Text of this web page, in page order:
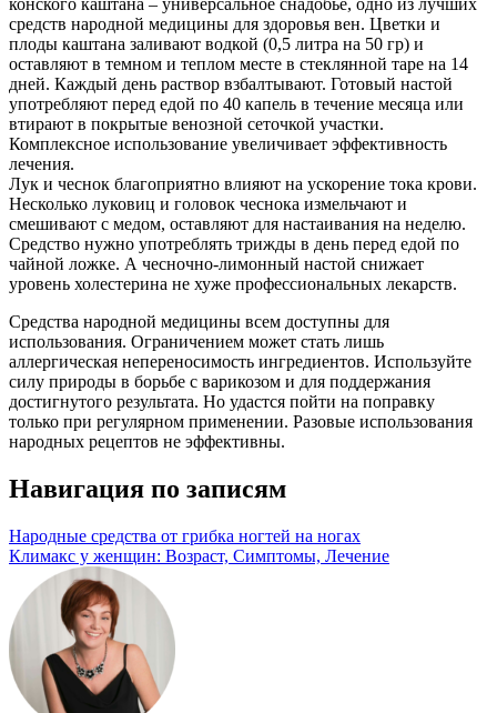
средств народной медицины для здоровья вен. Цветки и
плоды каштана заливают водкой (0,5 литра на 50 гр) и
оставляют в темном и теплом месте в стеклянной таре на 14
дней. Каждый день раствор взбалтывают. Готовый настой
употребляют перед едой по 40 капель в течение месяца или
втирают в покрытые венозной сеточкой участки.
Комплексное использование увеличивает эффективность
лечения.
Лук и чеснок благоприятно влияют на ускорение тока крови.
Несколько луковиц и головок чеснока измельчают и
смешивают с медом, оставляют для настаивания на неделю.
Средство нужно употреблять трижды в день перед едой по
чайной ложке. А чесночно-лимонный настой снижает
уровень холестерина не хуже профессиональных лекарств.
Средства народной медицины всем доступны для
использования. Ограничением может стать лишь
аллергическая непереносимость ингредиентов. Используйте
силу природы в борьбе с варикозом и для поддержания
достигнутого результата. Но удастся пойти на поправку
только при регулярном применении. Разовые использования
народных рецептов не эффективны.
Навигация по записям
Народные средства от грибка ногтей на ногах
Климакс у женщин: Возраст, Симптомы, Лечение